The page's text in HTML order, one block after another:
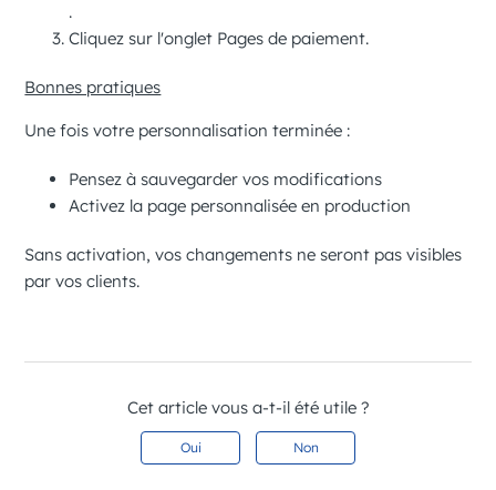
.
Cliquez sur l'onglet Pages de paiement.
Bonnes pratiques
Une fois votre personnalisation terminée :
Pensez àsauvegarder vos modifications
Activez la page personnalisée en production
Sans activation, vos changements ne seront pas visibles
par vos clients.
Cet article vous a-t-il été utile ?
Oui Non